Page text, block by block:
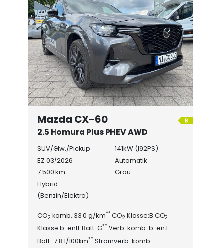
Mazda CX-60
2.5 Homura Plus PHEV AWD
SUV/Glw./Pickup
EZ 03/2026
7.500 km
Hybrid
(Benzin/Elektro)
141kW (192PS)
Automatik
Grau
CO2 komb.:33.0 g/km** CO2 Klasse:B CO2
Klasse b. entl. Batt.:G** Verb. komb. b. entl.
Batt.: 7.8 l/100km** Stromverb. komb.